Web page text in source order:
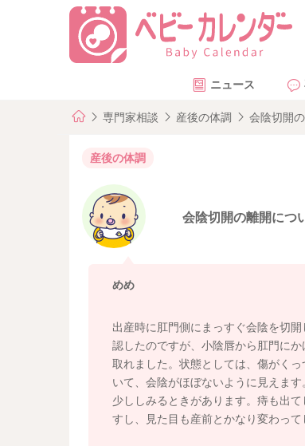
ニュース
専門家相談 産後の体調 会陰切開
産後の体調
会陰切開の離開につ
めめ
出産時に肛門側にまっすぐ会陰を切
認したのですが、小陰唇から肛門に
取れました。状態としては、傷がく
いて、会陰がほぼないように見えま
少ししみるときがあります。痔も出
すし、見た目も産前とかなり変わっ